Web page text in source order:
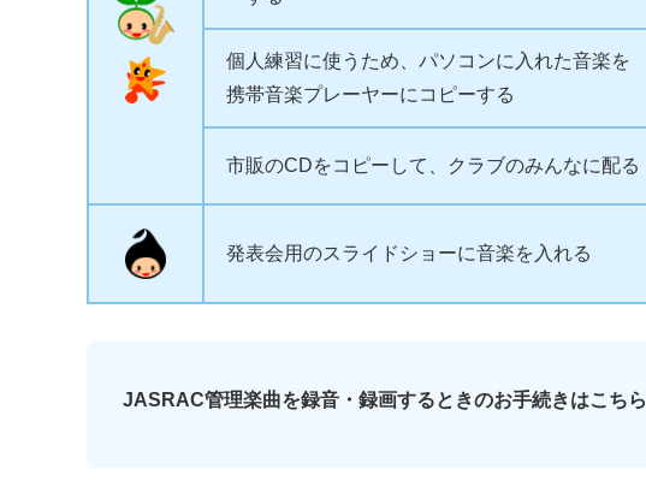
個人練習に使うため、パソコンに入れた音楽を
携帯音楽プレーヤーにコピーする
市販のCDをコピーして、クラブのみんなに配る
発表会用のスライドショーに音楽を入れる
JASRAC管理楽曲を録音・録画するときのお手続きはこちら